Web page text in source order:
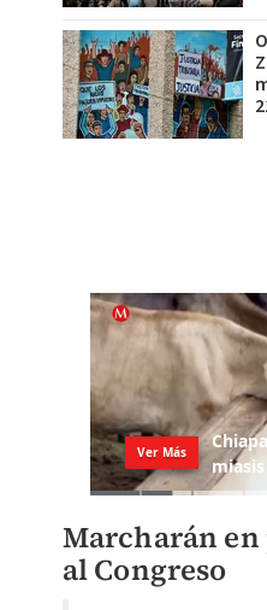
Marcharán
al Congreso